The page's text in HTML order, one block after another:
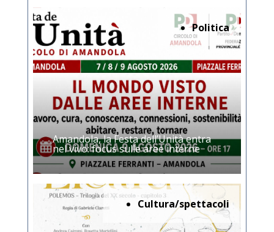
Politica
Amandola, la Festa dell’Unità entra
nel vivo: focus sulle aree interne
Cultura/spettacoli